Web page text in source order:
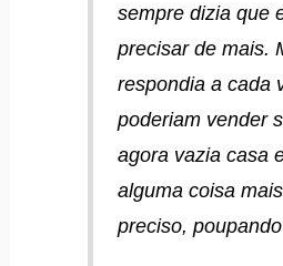
sempre dizia que
precisar de mais.
respondia a cada
poderiam vender
agora vazia casa
alguma coisa
preciso,